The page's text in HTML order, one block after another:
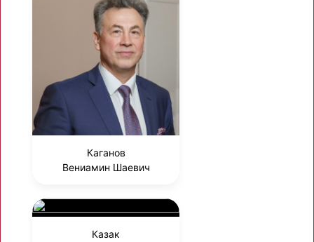
Каганов
Вениамин Шаевич
Казак